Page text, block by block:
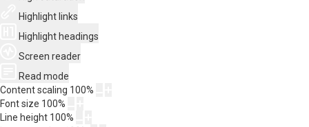
Highlight links
Highlight headings
Screen reader
Read mode
Content scaling 100%
Font size 100%
Line height 100%